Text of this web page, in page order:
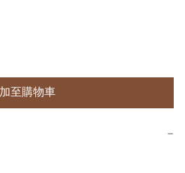
加至購物車
−